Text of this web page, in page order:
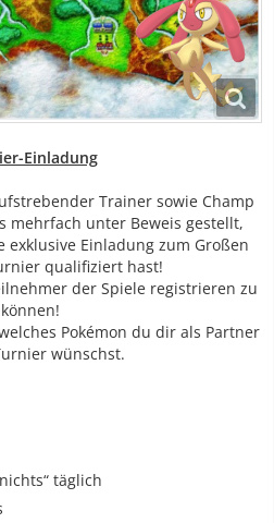
Einladung
Trainer sowie Champ
mehrfach unter Beweis gestellt,
Einladung zum Großen
qualifiziert hast!
der Spiele registrieren zu
können!
Pokémon du dir als Partner
wünschst.
täglich